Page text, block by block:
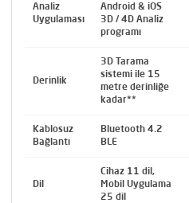
Analiz
Uygulaması
Android & iOS
3D / 4D Analiz
programı
Derinlik
3D Tarama
sistemi ile 15
metre derinliğe
kadar**
Kablosuz
Bağlantı
Bluetooth 4.2
BLE
Dil
Cihaz 11 dil,
Mobil Uygulama
25 dil